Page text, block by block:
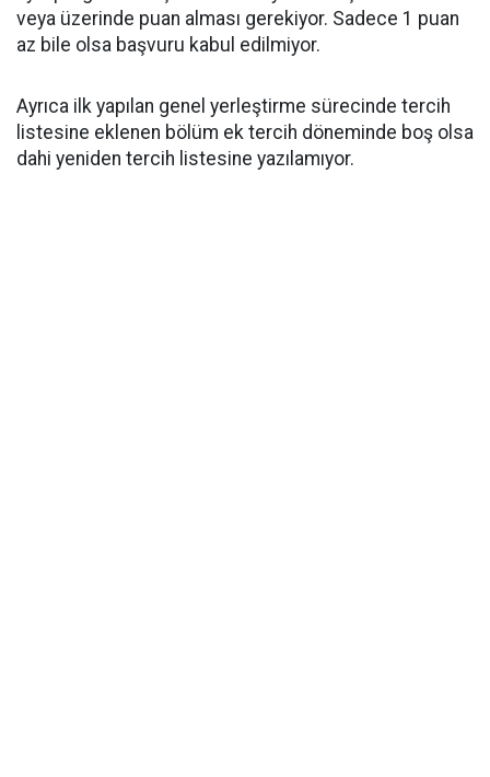
veya üzerinde puan alması gerekiyor. Sadece 1 puan
az bile olsa başvuru kabul edilmiyor.
Ayrıca ilk yapılan genel yerleştirme sürecinde tercih
listesine eklenen bölüm ek tercih döneminde boş olsa
dahi yeniden tercih listesine yazılamıyor.